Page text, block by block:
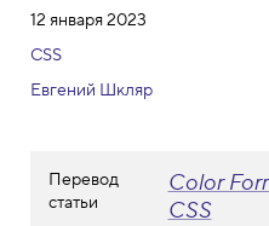
12 января 2023
CSS
Евгений Шкляр
Перевод
статьи
Color
CSS